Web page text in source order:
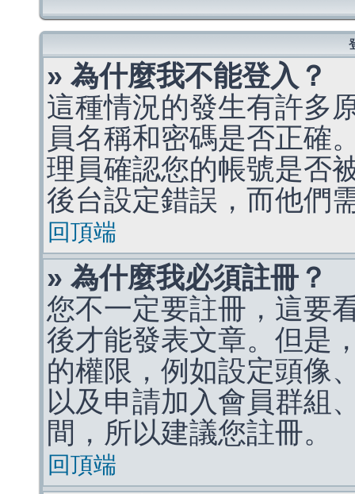
» 為什麼我不能登入？
這種情況的發生有許多
員名稱和密碼是否正確
理員確認您的帳號是否
後台設定錯誤，而他們
回頂端
» 為什麼我必須註冊？
您不一定要註冊，這要
後才能發表文章。但是
的權限，例如設定頭像
以及申請加入會員群組
間，所以建議您註冊。
回頂端